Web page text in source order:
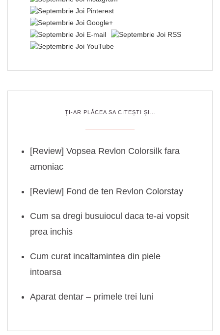
ȚI-AR PLĂCEA SA CITEȘTI ȘI…
[Review] Vopsea Revlon Colorsilk fara
amoniac
[Review] Fond de ten Revlon Colorstay
Cum sa dregi busuiocul daca te-ai vopsit
prea inchis
Cum curat incaltamintea din piele
intoarsa
Aparat dentar – primele trei luni